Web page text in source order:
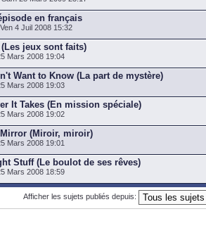
en français
4 Juil 2008 15:32
(Les jeux sont faits)
Mars 2008 19:04
Want to Know (La part de mystère)
Mars 2008 19:03
It Takes (En mission spéciale)
Mars 2008 19:02
(Miroir, miroir)
Mars 2008 19:01
Stuff (Le boulot de ses rêves)
Mars 2008 18:59
Afficher les sujets publiés depuis: